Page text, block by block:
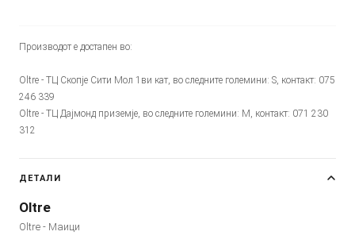
Производот е достапен во:
Oltre - ТЦ Скопје Сити Мол 1ви кат, во следните големини: S, контакт: 075
246 339
Oltre - ТЦ Дајмонд приземје, во следните големини: M, контакт: 071 230
312
ДЕТАЛИ
Oltre
Oltre - Маици